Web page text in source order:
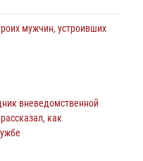
мужчин, устроивших
(видео)
устроившего дебош
вневедомственной
как